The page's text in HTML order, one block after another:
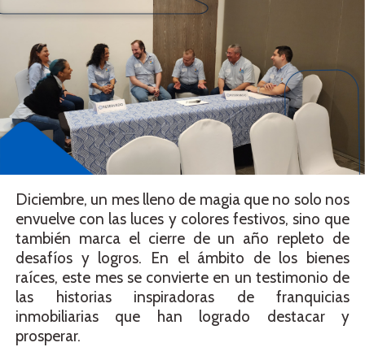
Diciembre, un mes lleno de magia que no solo nos
envuelve con las luces y colores festivos, sino que
también marca el cierre de un año repleto de
desafíos y logros. En el ámbito de los bienes
raíces, este mes se convierte en un testimonio de
las historias inspiradoras de franquicias
inmobiliarias que han logrado destacar y
prosperar.